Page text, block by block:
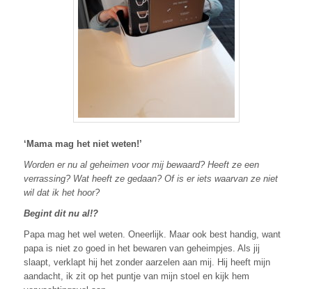
‘Mama mag het niet weten!’
Worden er nu al geheimen voor mij bewaard? Heeft ze een
verrassing? Wat heeft ze gedaan? Of is er iets waarvan ze niet
wil dat ik het hoor?
Begint dit nu al!?
Papa mag het wel weten. Oneerlijk. Maar ook best handig, want
papa is niet zo goed in het bewaren van geheimpjes. Als jij
slaapt, verklapt hij het zonder aarzelen aan mij. Hij heeft mijn
aandacht, ik zit op het puntje van mijn stoel en kijk hem